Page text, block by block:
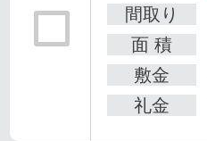
間取り
面 積
敷金
礼金